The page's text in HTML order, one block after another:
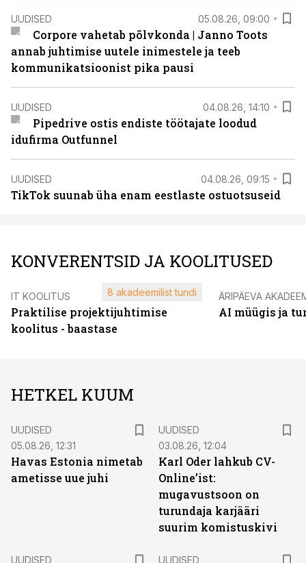
UUDISED 05.08.26, 09:00
Corpore vahetab põlvkonda | Janno Toots
annab juhtimise uutele inimestele ja teeb
kommunikatsioonist pika pausi
UUDISED 04.08.26, 14:10
Pipedrive ostis endiste töötajate loodud
idufirma Outfunnel
UUDISED 04.08.26, 09:15
TikTok suunab üha enam eestlaste ostuotsuseid
KONVERENTSID JA KOOLITUSED
IT KOOLITUS
Praktilise projektijuhtimise
koolitus - baastase
8 akadeemilist tundi ÄRIPÄEVA
AI müügis ja
HETKEL KUUM
UUDISED
05.08.26, 12:31
Havas Estonia nimetab
ametisse uue juhi
UUDISED
03.08.26, 12:04
Karl Oder lahkub CV-
Online’ist:
mugavustsoon on
turundaja karjääri
suurim komistuskivi
UUDISED UUDISED